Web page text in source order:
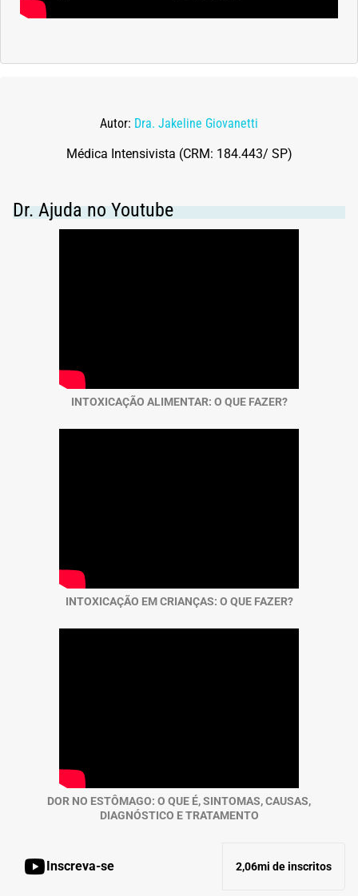
Síndrome de Down
Autor: Dra. Jakeline Giovanetti
Médica Intensivista (CRM: 184.443/ SP)
Dr. Ajuda no Youtube
INTOXICAÇÃO ALIMENTAR: O QUE FAZER?
INTOXICAÇÃO EM CRIANÇAS: O QUE FAZER?
DOR NO ESTÔMAGO: O QUE É, SINTOMAS, CAUSAS,
DIAGNÓSTICO E TRATAMENTO
Inscreva-se 2,06mi de inscritos